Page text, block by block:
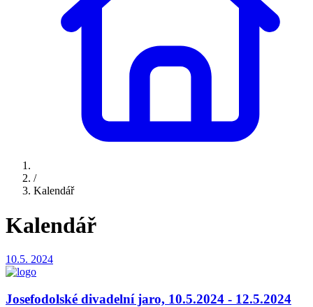
/
Kalendář
Kalendář
10.5. 2024
Josefodolské divadelní jaro, 10.5.2024 - 12.5.2024